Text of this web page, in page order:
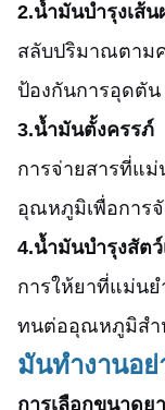
2.น้ำมันบำรุงเส้
สลับปริมาณตาม
ป้องกันการอุดตัน
3.น้ำมันตั้งครรภ์
การจ่ายสารที่แม่
อุณหภูมิเพื่อการ
4.น้ำมันบำรุงสัต
การให้ยาที่แม่นย
ทนต่ออุณหภูมิสำ
มันทำงานอย่
การเลือกขนาดยา